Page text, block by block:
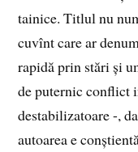
tainice. Titlul nu
cuvînt care ar
rapidă prin stări și
de puternic conflict
destabilizatoare -,
autoarea e